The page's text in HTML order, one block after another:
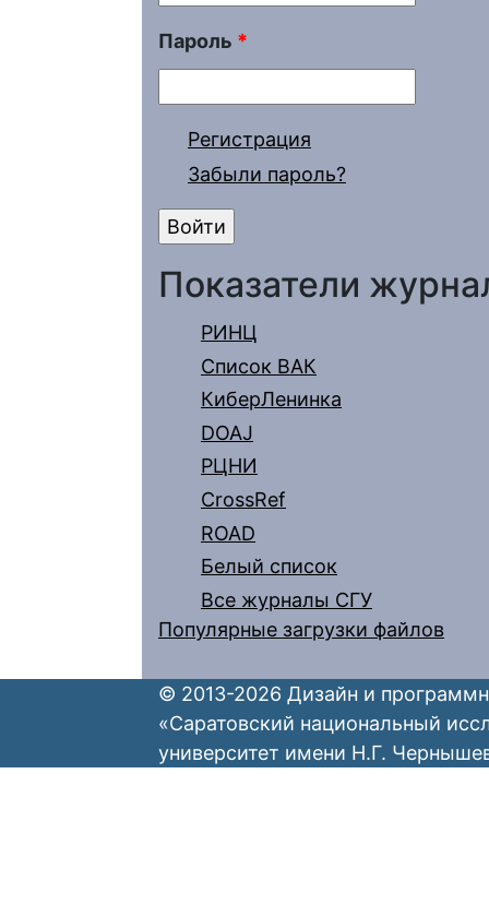
Пароль *
Регистрация
Забыли пароль?
Показатели
РИНЦ
Список ВАК
КиберЛенинка
DOAJ
РЦНИ
CrossRef
ROAD
Белый список
Все журналы СГУ
Популярные загрузки файлов
© 2013-2026 Дизайн и
«Саратовский национальный
университет имени Н.Г.